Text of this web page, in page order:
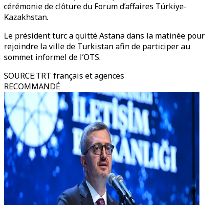
cérémonie de clôture du Forum d’affaires Türkiye-
Kazakhstan.
Le président turc a quitté Astana dans la matinée pour
rejoindre la ville de Turkistan afin de participer au
sommet informel de l’OTS.
SOURCE:TRT français et agences
RECOMMANDÉ